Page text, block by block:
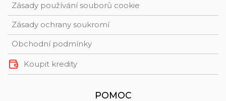
Zásady používání souborů cookie
Zásady ochrany soukromí
Obchodní podmínky
Koupit kredity
POMOC